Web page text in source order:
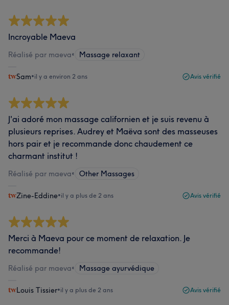
Incroyable Maeva
Réalisé par maeva• Massage relaxant
Sam•il y a environ 2 ans Avis vérifié
J'ai adoré mon massage californien et je suis revenu à
plusieurs reprises. Audrey et Maëva sont des masseuses
hors pair et je recommande donc chaudement ce
charmant institut !
Réalisé par maeva• Other Massages
Zine-Eddine•il y a plus de 2 ans Avis vérifié
Merci à Maeva pour ce moment de relaxation. Je
recommande!
Réalisé par maeva• Massage ayurvédique
Louis Tissier•il y a plus de 2 ans Avis vérifié